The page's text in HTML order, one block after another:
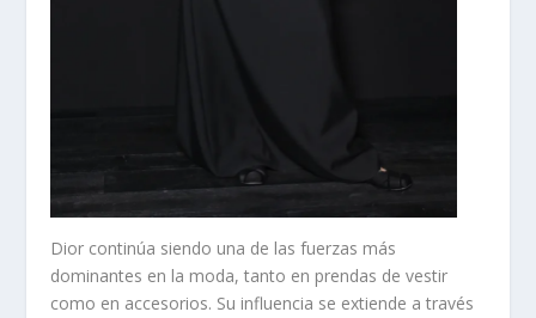
Dior continúa siendo una de las fuerzas más
dominantes en la moda, tanto en prendas de vestir
como en accesorios. Su influencia se extiende a través